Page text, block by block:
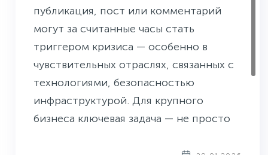
публикация, пост или комментарий
могут за считанные часы стать
триггером кризиса — особенно в
чувствительных отраслях, связанных с
технологиями, безопасностью
инфраструктурой. Для крупного
бизнеса ключевая задача — не просто